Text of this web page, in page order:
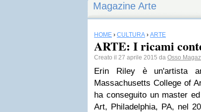
Magazine Arte
HOME › CULTURA › ARTE
ARTE: I ricami
Creato il 27 aprile 2015 da Osso
Erin Riley è un'artista
Massachusetts College of
ha conseguito un master
Art, Philadelphia, PA, nel